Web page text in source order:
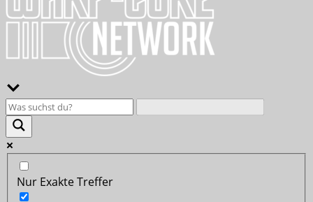
Nur Exakte Treffer